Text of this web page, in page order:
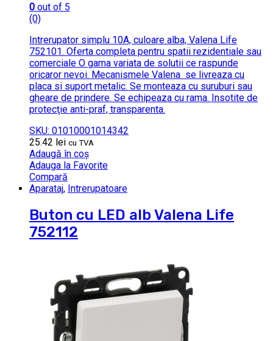
0 out of 5
(0)
Intrerupator simplu 10A, culoare alba, Valena Life
752101. Oferta completa pentru spatii rezidentiale sau
comerciale O gama variata de solutii ce raspunde
oricaror nevoi. Mecanismele Valena se livreaza cu
placa si suport metalic. Se monteaza cu suruburi sau
gheare de prindere. Se echipeaza cu rama. Insotite de
protecţie anti-praf, transparenta.
SKU: 01010001014342
25.42 lei cu TVA
Adaugă în coș
Adauga la Favorite
Compară
Aparataj, Intrerupatoare
Buton cu LED alb Valena Life
752112